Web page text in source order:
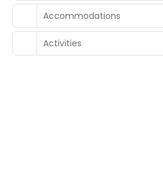
Accommodations
Activities